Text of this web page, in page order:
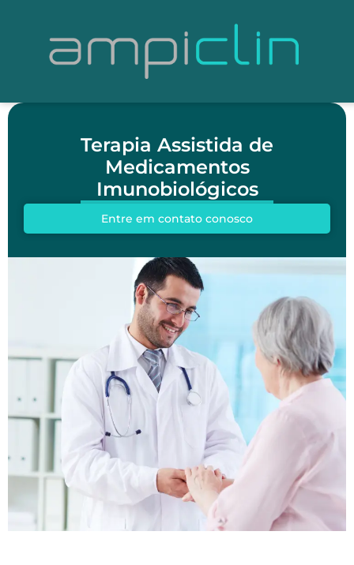
Terapia Assistida de
Medicamentos
Imunobiológicos
Entre em contato conosco